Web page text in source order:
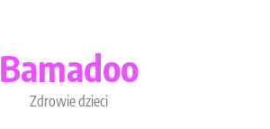
Bamadoo
Zdrowie dzieci